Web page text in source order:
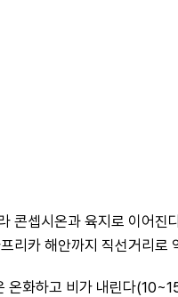
콘셉시온과 육지로 이
리카 해안까지 직선거리로
하고 비가 내린다